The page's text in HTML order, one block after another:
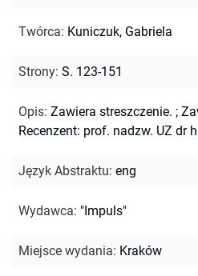
Twórca: Kuniczuk, Gabriela
Strony: S. 123-151
Opis: Zawiera streszczenie. ;
Recenzent: prof. nadzw. UZ dr
Język Abstraktu: eng
Wydawca: "Impuls"
Miejsce wydania: Kraków